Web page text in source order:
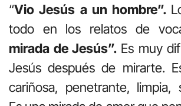
“Vio Jesús a un hombre”.
todo en los relatos de
mirada de Jesús”. Es muy
Jesús después de mirarte.
cariñosa, penetrante, limpia,